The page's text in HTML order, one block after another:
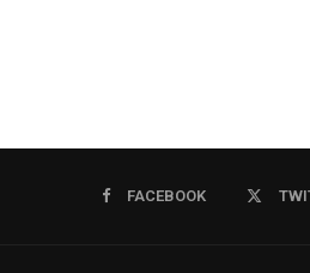
FACEBOOK